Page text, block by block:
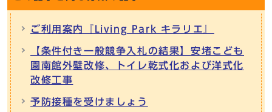
ご利用案内『Living Park キラリエ』
【条件付き一般競争入札の結果】安堵こども
園南館外壁改修、トイレ乾式化および洋式化
改修工事
予防接種を受けましょう